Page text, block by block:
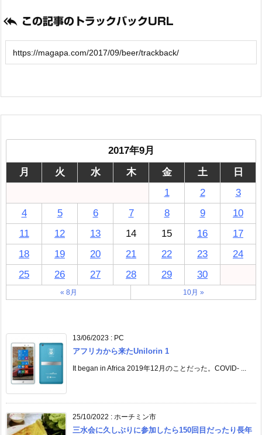
 この記事のトラックバックURL
2017年9月
月
火 水 木 金 土
日
1
2
3
4
5 6 7 8 9
10
11
12 13 14 15 16
17
18
19 20 21 22 23
24
25
26 27 28 29 30
« 8月 10月 »
13/06/2023 : PC
アフリカから来たUnilorin 1
It began in Africa 2019年12月のことだった。COVID- ...
25/10/2022 : ホーチミン市
三水会に久しぶりに参加したら150回目だったり長年